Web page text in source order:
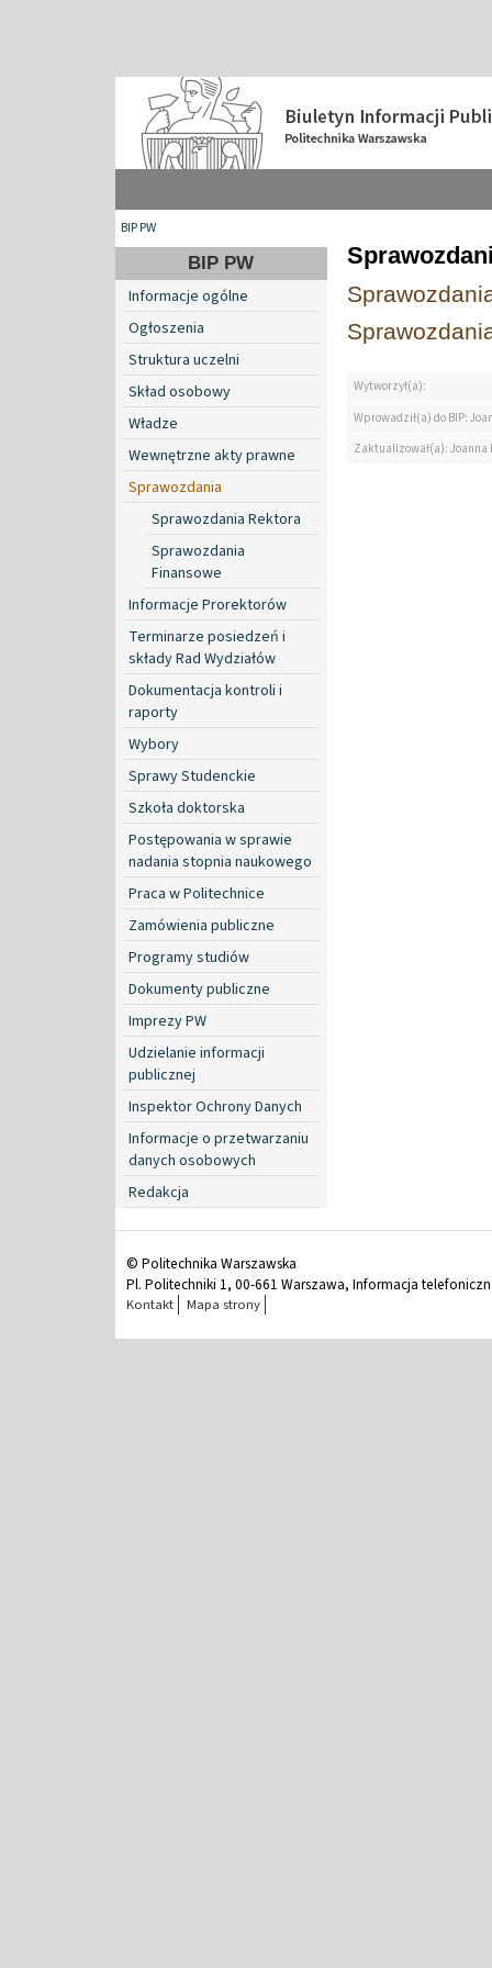
BIP PW
BIP PW
Informacje ogólne
Ogłoszenia
Struktura uczelni
Skład osobowy
Władze
Wewnętrzne akty prawne
Sprawozdania
Sprawozdania Rektora
Sprawozdania
Finansowe
Informacje Prorektorów
Terminarze posiedzeń i
składy Rad Wydziałów
Dokumentacja kontroli i
raporty
Wybory
Sprawy Studenckie
Szkoła doktorska
Postępowania w sprawie
nadania stopnia naukowego
Praca w Politechnice
Zamówienia publiczne
Programy studiów
Dokumenty publiczne
Imprezy PW
Udzielanie informacji
publicznej
Inspektor Ochrony Danych
Informacje o przetwarzaniu
danych osobowych
Redakcja
Wytworzył(a):
Wprowadził(a) do BIP:
Zaktualizował(a):
© Politechnika Warszawska
Pl. Politechniki 1, 00-661 Warszawa, Informacja
Kontakt Mapa strony